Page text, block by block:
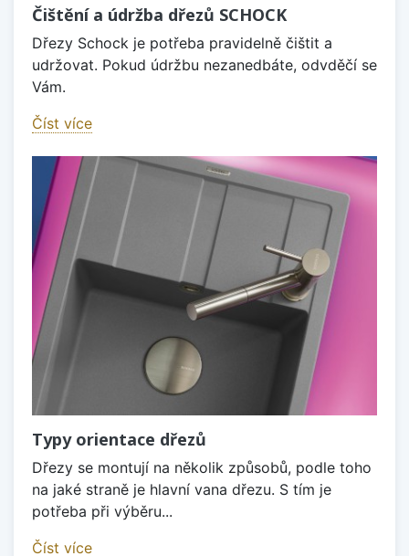
Čištění a údržba dřezů SCHOCK
Dřezy Schock je potřeba pravidelně čištit a
udržovat. Pokud údržbu nezanedbáte, odvděčí se
Vám.
Číst více
Typy orientace dřezů
Dřezy se montují na několik způsobů, podle toho
na jaké straně je hlavní vana dřezu. S tím je
potřeba při výběru...
Číst více